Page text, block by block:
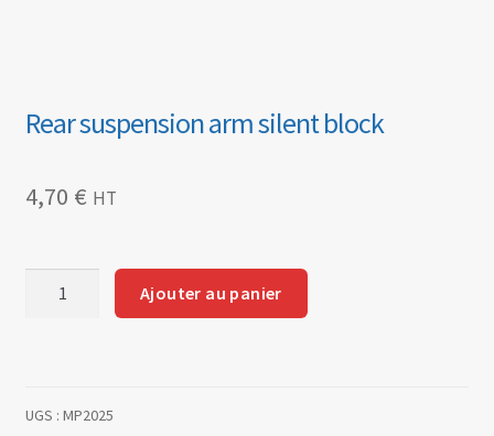
Rear suspension arm silent block
4,70 € HT
silent
Ajouter au panier
UGS : MP2025